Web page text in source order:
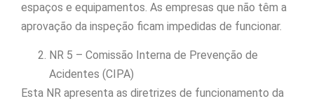
espaços e equipamentos. As empresas que não têm a
aprovação da inspeção ficam impedidas de funcionar.
NR 5 – Comissão Interna de Prevenção de
Acidentes (CIPA)
Esta NR apresenta as diretrizes de funcionamento da